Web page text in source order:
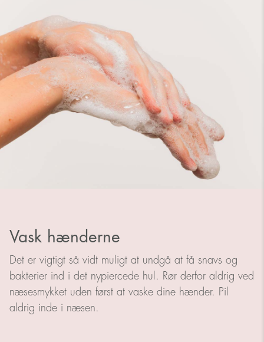
Vask hænderne
Det er vigtigt så vidt muligt at undgå at få snavs og
bakterier ind i det nypiercede hul. Rør derfor aldrig ved
næsesmykket uden først at vaske dine hænder. Pil
aldrig inde i næsen.